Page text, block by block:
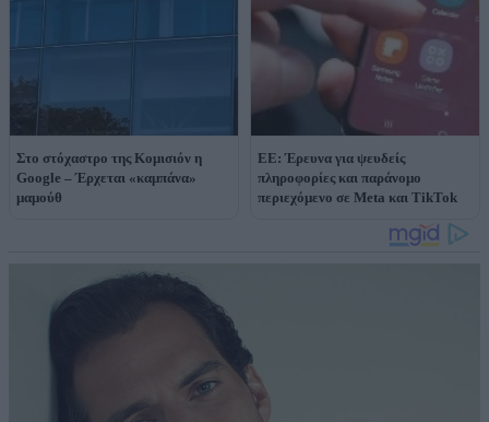
Στο στόχαστρο της Κομισιόν η
Google – Έρχεται «καμπάνα»
μαμούθ
ΕΕ: Έρευνα για ψευδείς
πληροφορίες και παράνομο
περιεχόμενο σε Meta και TikTok